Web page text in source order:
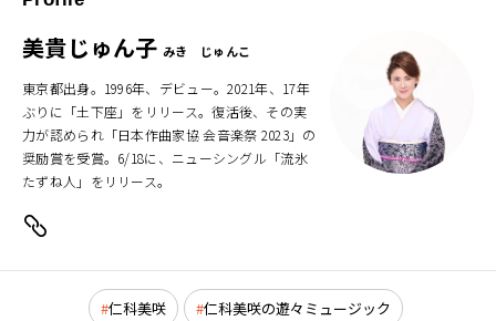
美貴じゅん子 みき じゅんこ
東京都出身。1996年、デビュー。2021年、17年
ぶりに「土下座」をリリース。復活後、その実
力が認められ「日本作曲家協 会音楽祭 2023」の
奨励賞を受賞。6/18に、ニューシングル「流氷
たずね人」をリリース。
仁科美咲 仁科美咲の遊々ミュージック